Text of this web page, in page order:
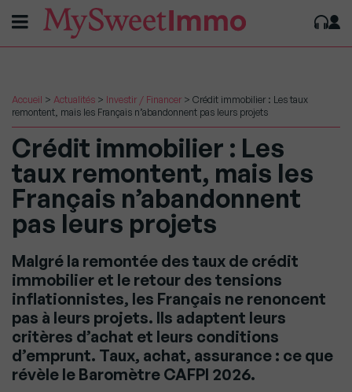
Accueil > Actualités > Investir / Financer > Crédit immobilier : Les taux
remontent, mais les Français n’abandonnent pas leurs projets
Crédit immobilier : Les
taux remontent, mais les
Français n’abandonnent
pas leurs projets
Malgré la remontée des taux de crédit
immobilier et le retour des tensions
inflationnistes, les Français ne renoncent
pas à leurs projets. Ils adaptent leurs
critères d’achat et leurs conditions
d’emprunt. Taux, achat, assurance : ce que
révèle le Baromètre CAFPI 2026.